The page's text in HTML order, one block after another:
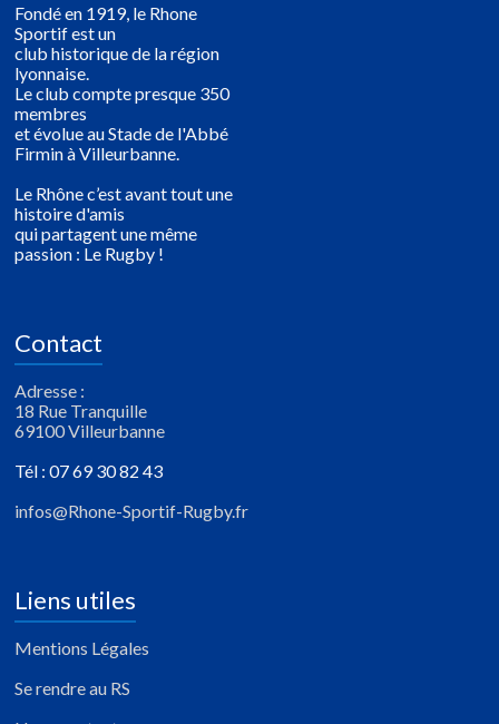
Fondé en 1919, le Rhone
Sportif est un
club historique de la région
lyonnaise.
Le club compte presque 350
membres
et évolue au Stade de l'Abbé
Firmin à Villeurbanne.
Le Rhône c’est avant tout une
histoire d'amis
qui partagent une même
passion : Le Rugby !
Contact
Adresse :
18 Rue Tranquille
69100 Villeurbanne
Tél : 07 69 30 82 43
infos@Rhone-Sportif-Rugby.fr
Liens utiles
Mentions Légales
Se rendre au RS